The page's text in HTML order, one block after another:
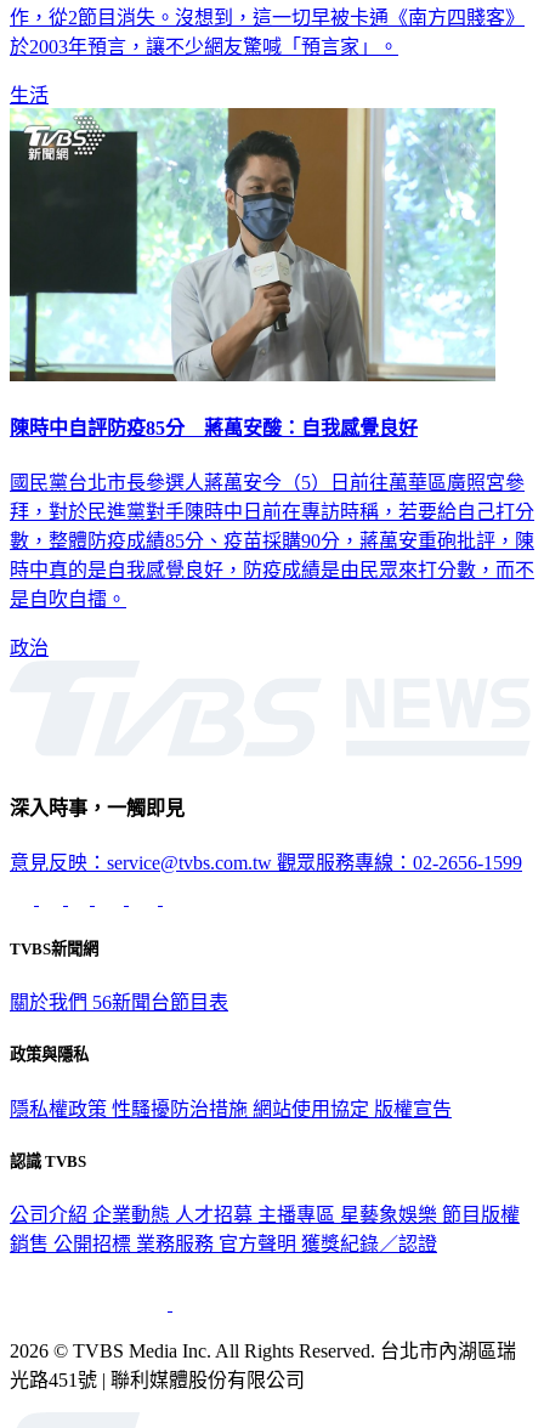
作，從2節目消失。沒想到，這一切早被卡通《南方四賤客》
於2003年預言，讓不少網友驚喊「預言家」。
生活
陳時中自評防疫85分 蔣萬安酸：自我感覺良好
國民黨台北市長參選人蔣萬安今（5）日前往萬華區廣照宮參
拜，對於民進黨對手陳時中日前在專訪時稱，若要給自己打分
數，整體防疫成績85分、疫苗採購90分，蔣萬安重砲批評，陳
時中真的是自我感覺良好，防疫成績是由民眾來打分數，而不
是自吹自擂。
政治
深入時事，一觸即見
意見反映：service@tvbs.com.tw 觀眾服務專線：02-2656-1599
TVBS新聞網
關於我們 56新聞台節目表
政策與隱私
隱私權政策 性騷擾防治措施 網站使用協定 版權宣告
認識 TVBS
公司介紹 企業動態 人才招募 主播專區 星藝象娛樂 節目版權
銷售 公開招標 業務服務 官方聲明 獲獎紀錄／認證
2026 © TVBS Media Inc. All Rights Reserved. 台北市內湖區瑞
光路451號 | 聯利媒體股份有限公司